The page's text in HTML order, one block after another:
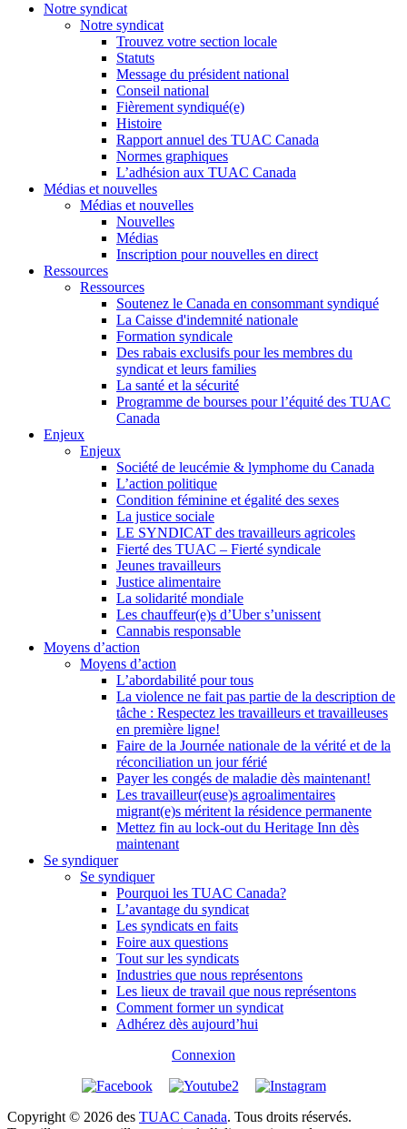
Notre syndicat
Notre syndicat
Trouvez votre section locale
Statuts
Message du président national
Conseil national
Fièrement syndiqué(e)
Histoire
Rapport annuel des TUAC Canada
Normes graphiques
L’adhésion aux TUAC Canada
Médias et nouvelles
Médias et nouvelles
Nouvelles
Médias
Inscription pour nouvelles en direct
Ressources
Ressources
Soutenez le Canada en consommant syndiqué
La Caisse d'indemnité nationale
Formation syndicale
Des rabais exclusifs pour les membres du
syndicat et leurs families
La santé et la sécurité
Programme de bourses pour l’équité des TUAC
Canada
Enjeux
Enjeux
Société de leucémie & lymphome du Canada
L’action politique
Condition féminine et égalité des sexes
La justice sociale
LE SYNDICAT des travailleurs agricoles
Fierté des TUAC – Fierté syndicale
Jeunes travailleurs
Justice alimentaire
La solidarité mondiale
Les chauffeur(e)s d’Uber s’unissent
Cannabis responsable
Moyens d’action
Moyens d’action
L’abordabilité pour tous
La violence ne fait pas partie de la description de
tâche : Respectez les travailleurs et travailleuses
en première ligne!
Faire de la Journée nationale de la vérité et de la
réconciliation un jour férié
Payer les congés de maladie dès maintenant!
Les travailleur(euse)s agroalimentaires
migrant(e)s méritent la résidence permanente
Mettez fin au lock-out du Heritage Inn dès
maintenant
Se syndiquer
Se syndiquer
Pourquoi les TUAC Canada?
L’avantage du syndicat
Les syndicats en faits
Foire aux questions
Tout sur les syndicats
Industries que nous représentons
Les lieux de travail que nous représentons
Comment former un syndicat
Adhérez dès aujourd’hui
Connexion
Copyright © 2026 des TUAC Canada. Tous droits réservés.